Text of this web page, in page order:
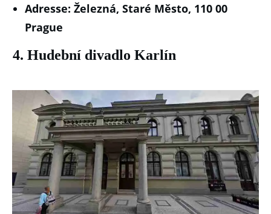
Adresse: Železná, Staré Město, 110 00
Prague
4. Hudební divadlo Karlín